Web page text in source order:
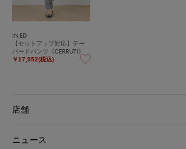
INED
【セットアップ対応】テー
パードパンツ《CERRUTI》
￥17,952(税込)
店舗
ニュース